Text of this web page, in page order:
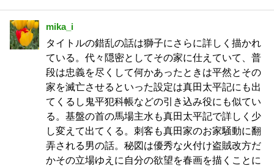
mika_i
タイトルの錯乱の話は獅子にさらに詳しく描かれ
ている。代々隠密としてその家に仕えていて、普
段は忠義を尽くして何かあったときは平然とその
家を滅亡させるといった設定は真田太平記にも出
てくるし鬼平犯科帳などの引き込み役にも似てい
る。基盤の首の馬場主水も真田太平記で詳しく少
し変えて出てくる。刺客も真田家のお家騒動に翻
弄される男の話。秘図は優秀な火付け盗賊改方だ
かその立場ゆえに自分の欲望を春画を描くことに